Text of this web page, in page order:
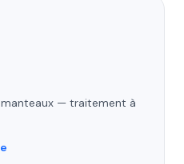
manteaux — traitement à